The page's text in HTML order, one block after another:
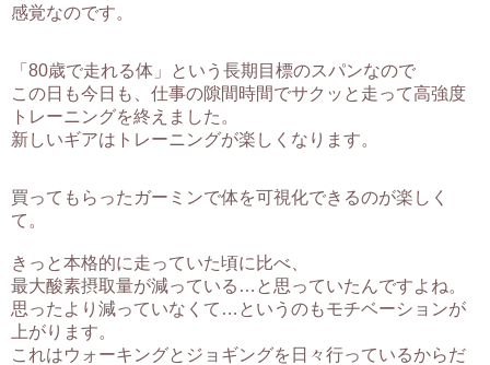
感覚なのです。
「80歳で走れる体」という長期目標のスパンなので
この日も今日も、仕事の隙間時間でサクッと走って高強度
トレーニングを終えました。
新しいギアはトレーニングが楽しくなります。
買ってもらったガーミンで体を可視化できるのが楽しく
て。
きっと本格的に走っていた頃に比べ、
最大酸素摂取量が減っている…と思っていたんですよね。
思ったより減っていなくて…というのもモチベーションが
上がります。
これはウォーキングとジョギングを日々行っているからだ